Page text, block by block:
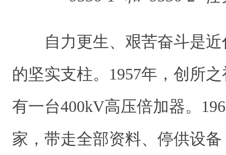
自力更生、艰苦奋斗是
的坚实支柱。1957年，创所
有一台400kV高压倍加器。
家，带走全部资料、停供设